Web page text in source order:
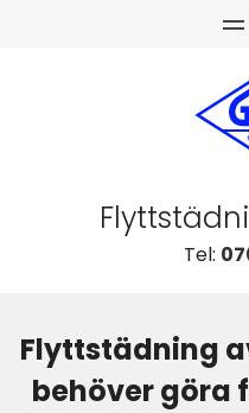
Tel:
Flyttstädning
behöver göra